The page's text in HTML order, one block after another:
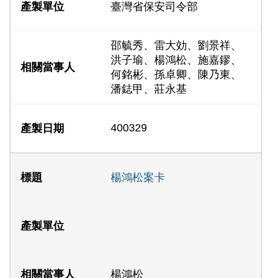
臺灣省保安司令部
邵毓秀、雷大効、劉景祥、
洪子瑜、楊鴻松、施嘉鏐、
何銘彬、孫卓卿、陳乃東、
潘鋕甲、莊永基
400329
楊鴻松案卡
楊鴻松